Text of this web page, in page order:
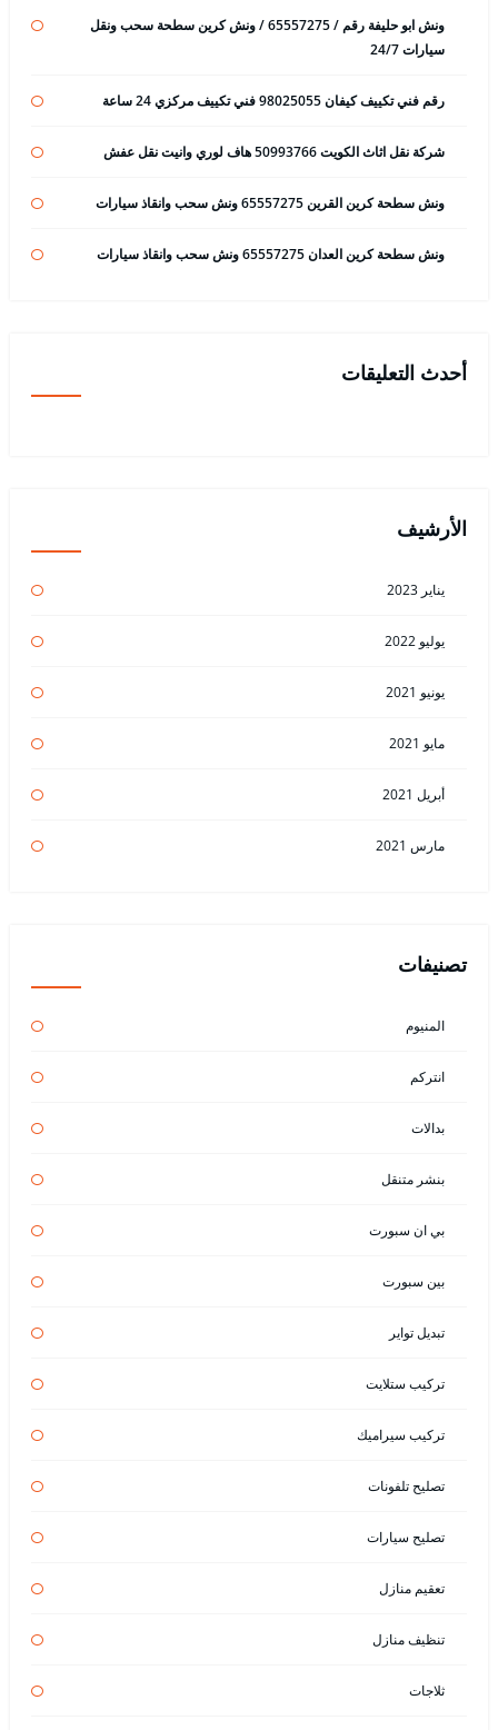
ونش ابو حليفة رقم / 65557275 / ونش كرين سطحة سحب ونقل
سيارات 24/7
رقم فني تكييف كيفان 98025055 فني تكييف مركزي 24 ساعة
شركة نقل اثاث الكويت 50993766 هاف لوري وانيت نقل عفش
ونش سطحة كرين القرين 65557275 ونش سحب وانقاذ سيارات
ونش سطحة كرين العدان 65557275 ونش سحب وانقاذ سيارات
أحدث التعليقات
الأرشيف
يناير 2023
يوليو 2022
يونيو 2021
مايو 2021
أبريل 2021
مارس 2021
تصنيفات
المنيوم
انتركم
بدالات
بنشر متنقل
بي ان سبورت
بين سبورت
تبديل تواير
تركيب ستلايت
تركيب سيراميك
تصليح تلفونات
تصليح سيارات
تعقيم منازل
تنظيف منازل
ثلاجات